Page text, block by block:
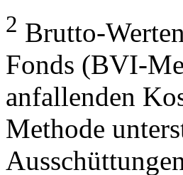
2 Brutto-
Fonds (BVI-
anfallenden
Methode